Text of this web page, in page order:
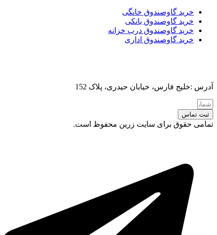
خرید گاوصندوق خانگی
خرید گاوصندوق بانکی
خرید گاوصندوق درب خزانه
خرید گاوصندوق اداری
آدرس :خلیج فارس، خیابان حیدری، پلاک 152
ثبت تماس
تمامی حقوق برای سایت زرین محفوظ است.